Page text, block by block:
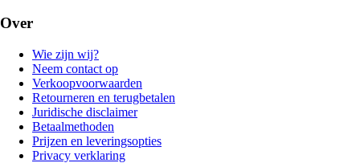
Over
Wie zijn wij?
Neem contact op
Verkoopvoorwaarden
Retourneren en terugbetalen
Juridische disclaimer
Betaalmethoden
Prijzen en leveringsopties
Privacy verklaring